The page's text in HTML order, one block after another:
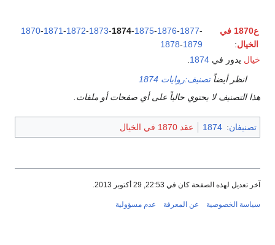
ع1870 في
الخيال:
1870-1871-1872-1873-1874-1875-1876-1877-
1878-1879
خيال يدور في 1874
انظر أيضاًتصنيف:روايات 1874
هذا التصنيف لا يحتوي حالياً على أي صفحات أو ملفات.
تصنيفان:
1874 عقد 1870 في الخيال
آخر تعديل لهذه الصفحة كان في 22:53, 29 أكتوبر 2013.
سياسة الخصوصية عن المعرفة عدم مسؤولية